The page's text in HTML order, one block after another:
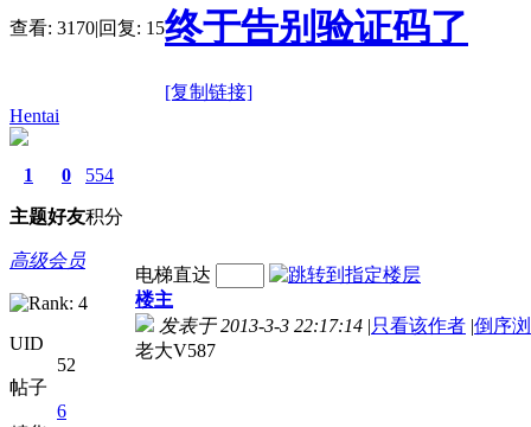
查看: 3170|回复: 15终于告别验证码了
[复制链接]
Hentai
1
主题
0
好友
554
积分
高级会员
UID
52
帖子
6
电梯直达
楼主
发表于 2013-3-3 22:17:14 |只看该作者 |倒序
老大V587